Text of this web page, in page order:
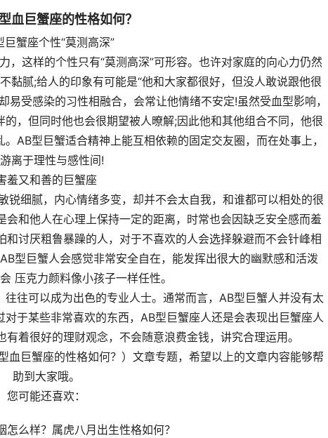
血巨蟹座的性格如何？
巨蟹座个性“莫测高深”
，这样的个性只有“莫测高深”可形容。也许对家庭的向心力仍然
黏腻;给人的印象有可能是“他和大家都很好，但没人敢说跟他很
受感染的习性相融合，会常让他情绪不安定!虽然受血型影响，
，但同时他也会很期望被人暸解;因此他和其他组合不同，他很
AB型巨蟹适合精神上能互相依赖的固定交友圈，而在处事上，
离于理性与感性间!
羞又和善的巨蟹座
锐细腻，内心情绪多变，却并不会太自我，和谁都可以相处的很
和他人在心理上保持一定的距离，时常也会因缺乏安全感而羞
讨厌粗鲁暴躁的人，对于不喜欢的人会选择躲避而不会针峰相
型巨蟹人会感觉非常安全自在，能发挥出很大的幽默感和活泼
压克力颜料像小孩子一样任性。
往可以成为出色的专业人士。通常而言，AB型巨蟹人并没有太
于某些非常喜欢的东西，AB型巨蟹座人还是会表现出巨蟹座人
着很好的理财观念，不会随意浪费金钱，讲究合理运用。
血巨蟹座的性格如何？）文章专题，希望以上的文章内容能够帮
助到大家哦。
您可能还喜欢：
怎么样？属虎八月出生性格如何？